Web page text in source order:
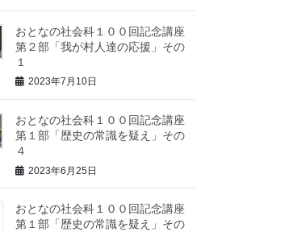
おとなの社会科１００回記念講座
第２部「我が村人達の応援」その
１
2023年7月10日
おとなの社会科１００回記念講座
第１部「歴史の常識を疑え」その
４
2023年6月25日
おとなの社会科１００回記念講座
第１部「歴史の常識を疑え」その